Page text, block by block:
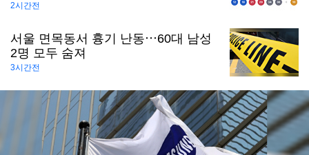
2시간전
서울 면목동서 흉기 난동⋯60대 남성
2명 모두 숨져
3시간전